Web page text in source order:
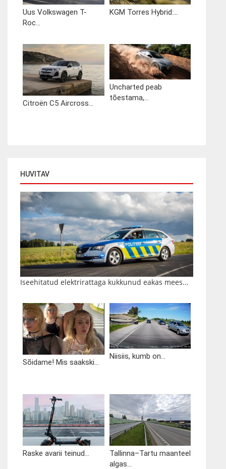
Uus Volkswagen T-
Roc...
KGM Torres Hybrid:...
Citroën C5 Aircross...
Uncharted peab
tõestama,...
HUVITAV
Iseehitatud elektrirattaga kukkunud eakas mees...
Sõidame! Mis saakski...
Niisiis, kumb on...
Raske avarii teinud...
Tallinna–Tartu maanteel
algas...